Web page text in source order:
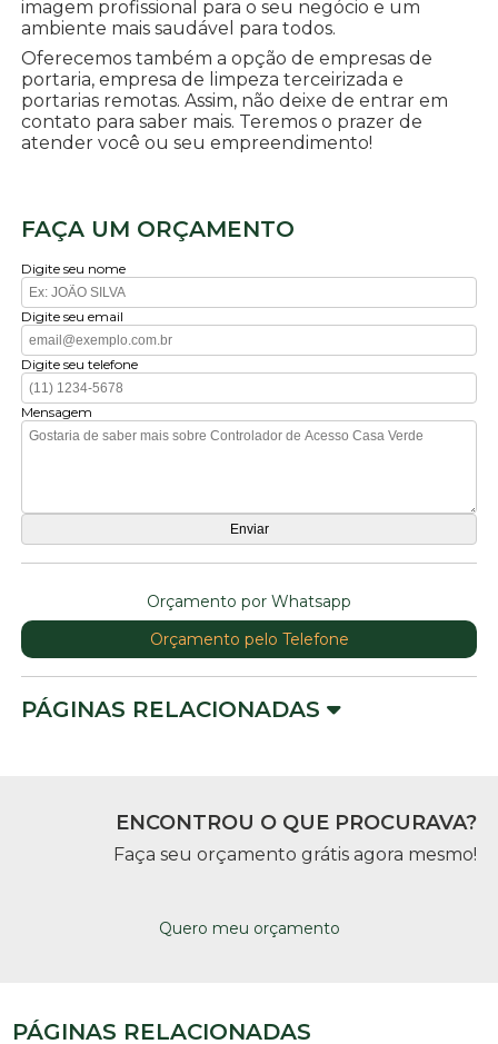
imagem profissional para o seu negócio e um
ambiente mais saudável para todos.
Oferecemos também a opção de empresas de
portaria, empresa de limpeza terceirizada e
portarias remotas. Assim, não deixe de entrar em
contato para saber mais. Teremos o prazer de
atender você ou seu empreendimento!
FAÇA UM ORÇAMENTO
Digite seu nome
Digite seu email
Digite seu telefone
Mensagem
Orçamento por Whatsapp
Orçamento pelo Telefone
PÁGINAS RELACIONADAS
ENCONTROU O QUE PROCURAVA?
Faça seu orçamento grátis agora mesmo!
Quero meu orçamento
PÁGINAS RELACIONADAS